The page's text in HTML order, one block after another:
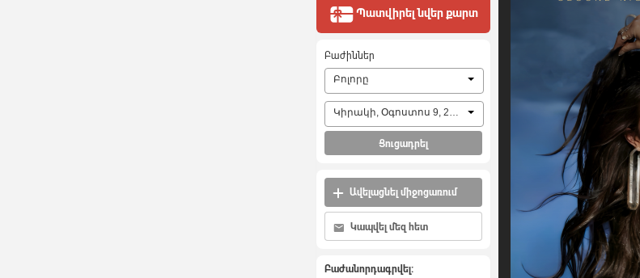
Պատվիրել նվեր քարտ
Բաժիններ
Բոլորը
Կիրակի, Օգոստոս 9, 2026
Ցուցադրել
Ավելացնել միջոցառում
Կապվել մեզ հետ
Բաժանորդագրվել: